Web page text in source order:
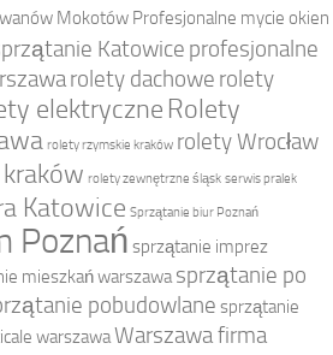
Mokotów Profesjonalne mycie okien
Katowice profesjonalne
rolety dachowe rolety
elektryczne Rolety
rolety rzymskie kraków rolety Wrocław
rolety zewnętrzne śląsk serwis pralek
Katowice Sprzątanie biur Poznań
Poznań sprzątanie imprez
mieszkań warszawa sprzątanie po
pobudowlane sprzątanie
warszawaWarszawa firma